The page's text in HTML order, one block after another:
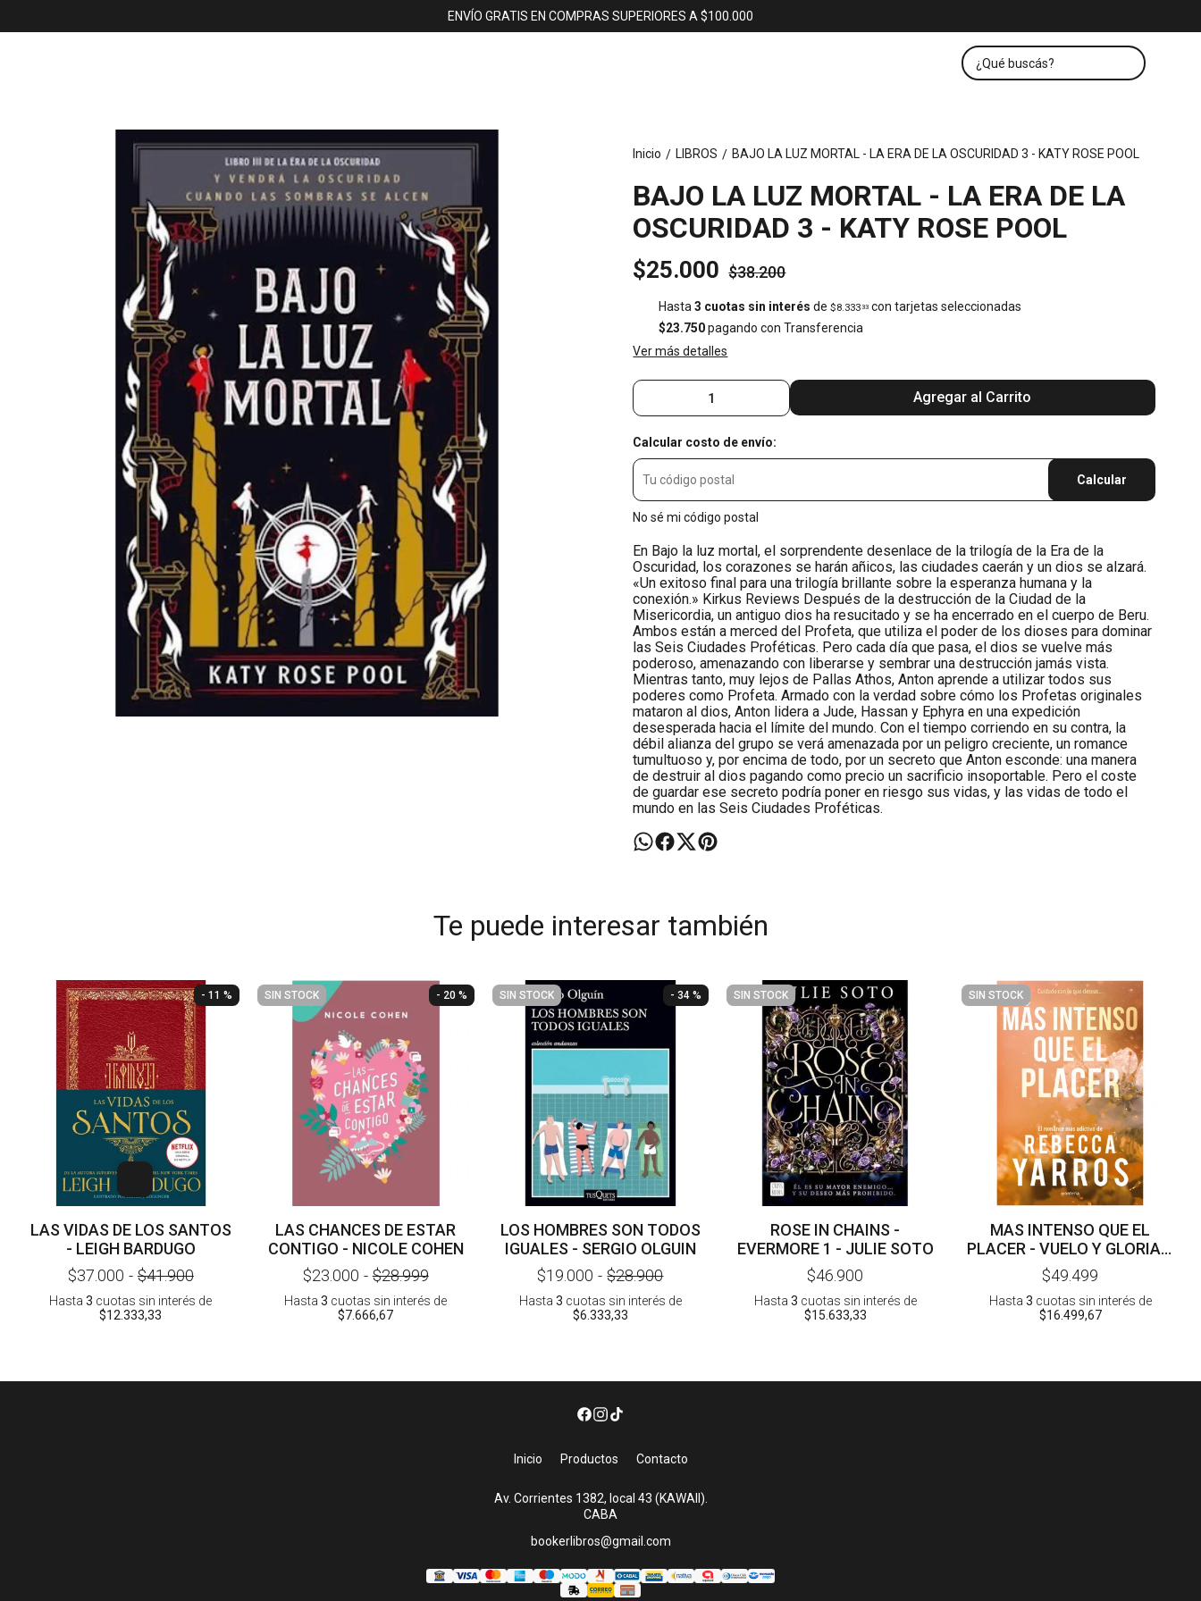
ENVÍO GRATIS EN COMPRAS SUPERIORES A $100.000
Inicio / LIBROS / BAJO LA LUZ MORTAL - LA ERA DE LA OSCURIDAD 3 - KATY ROSE POOL
BAJO LA LUZ MORTAL - LA ERA DE LA
OSCURIDAD 3 - KATY ROSE POOL
$25.000 $38.200
Hasta3 cuotas sin interés de$8.33333 con tarjetas seleccionadas
$23.750pagando con Transferencia
Ver más detalles
Agregar al Carrito
Calcular costo de envío:
Calcular
No sé mi código postal
En Bajo la luz mortal, el sorprendente desenlace de la trilogía de la Era de la
Oscuridad, los corazones se harán añicos, las ciudades caerán y un dios se alzará.
«Un exitoso final para una trilogía brillante sobre la esperanza humana y la
conexión.» Kirkus Reviews Después de la destrucción de la Ciudad de la
Misericordia, un antiguo dios ha resucitado y se ha encerrado en el cuerpo de Beru.
Ambos están a merced del Profeta, que utiliza el poder de los dioses para dominar
las Seis Ciudades Proféticas. Pero cada día que pasa, el dios se vuelve más
poderoso, amenazando con liberarse y sembrar una destrucción jamás vista.
Mientras tanto, muy lejos de Pallas Athos, Anton aprende a utilizar todos sus
poderes como Profeta. Armado con la verdad sobre cómo los Profetas originales
mataron al dios, Anton lidera a Jude, Hassan y Ephyra en una expedición
desesperada hacia el límite del mundo. Con el tiempo corriendo en su contra, la
débil alianza del grupo se verá amenazada por un peligro creciente, un romance
tumultuoso y, por encima de todo, por un secreto que Anton esconde: una manera
de destruir al dios pagando como precio un sacrificio insoportable. Pero el coste
de guardar ese secreto podría poner en riesgo sus vidas, y las vidas de todo el
mundo en las Seis Ciudades Proféticas.
Te puede interesar también
- 11 %
LAS VIDAS DE LOS SANTOS
- LEIGH BARDUGO
$37.000 - $41.900
Hasta3 cuotas sin interés de
$12.333,33
SIN STOCK - 20 %
LAS CHANCES DE ESTAR
CONTIGO - NICOLE COHEN
$23.000 - $28.999
Hasta3 cuotas sin interés de
$7.666,67
SIN STOCK - 34 %
LOS HOMBRES SON TODOS
IGUALES - SERGIO OLGUIN
$19.000 - $28.900
Hasta 3 cuotas sin interés de
$6.333,33
SIN STOCK
ROSE IN CHAINS -
EVERMORE 1 - JULIE SOTO
$46.900
Hasta 3 cuotas sin interés de
$15.633,33
SIN STOCK
MAS INTENSO QUE EL
PLACER - VUELO Y GLORIA 3
- REBECCA YARROS
$49.499
Hasta 3 cuotas sin interés de
$16.499,67
Inicio Productos Contacto
Av. Corrientes 1382, local 43 (KAWAII).
CABA
bookerlibros@gmail.com